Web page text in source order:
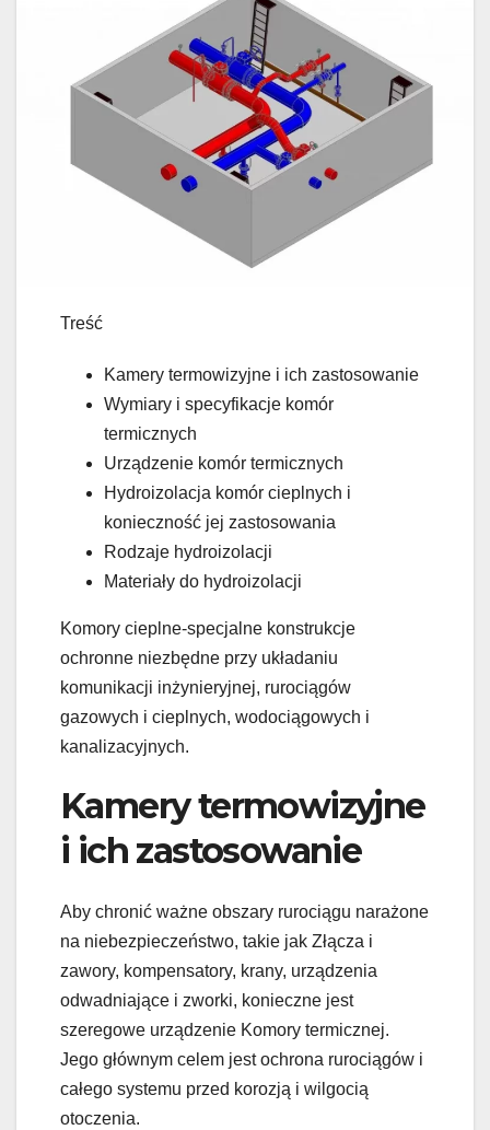
Treść
Kamery termowizyjne i ich zastosowanie
Wymiary i specyfikacje komór
termicznych
Urządzenie komór termicznych
Hydroizolacja komór cieplnych i
konieczność jej zastosowania
Rodzaje hydroizolacji
Materiały do hydroizolacji
Komory cieplne-specjalne konstrukcje
ochronne niezbędne przy układaniu
komunikacji inżynieryjnej, rurociągów
gazowych i cieplnych, wodociągowych i
kanalizacyjnych.
Kamery termowizyjne
i ich zastosowanie
Aby chronić ważne obszary rurociągu narażone
na niebezpieczeństwo, takie jak Złącza i
zawory, kompensatory, krany, urządzenia
odwadniające i zworki, konieczne jest
szeregowe urządzenie Komory termicznej.
Jego głównym celem jest ochrona rurociągów i
całego systemu przed korozją i wilgocią
otoczenia.